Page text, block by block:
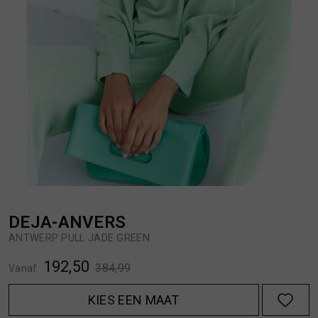
OVERHEMDEN
DEJA-ANVERS
ANTWERP PULL JADE GREEN
Vanaf 192,50 384,99
KIES EEN MAAT